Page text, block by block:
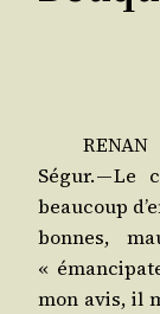
Ségur. —
beau­coup
bonnes,
«
mon avis, il